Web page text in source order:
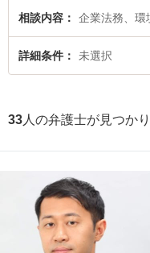
護士のプロフィール情報や弁護
県で土日や夜間に発生した環境
に相談したい』『環境・エネル
相談内容 企業法務、環
詳細条件 未選択
33 人の弁護士が見つか